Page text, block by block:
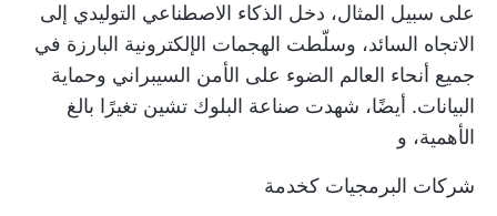
على سبيل المثال، دخل الذكاء الاصطناعي التوليدي إلى
الاتجاه السائد، وسلّطت الهجمات الإلكترونية البارزة في
جميع أنحاء العالم الضوء على الأمن السيبراني وحماية
البيانات. أيضًا، شهدت صناعة البلوك تشين تغيرًا بالغ
الأهمية، و
شركات البرمجيات كخدمة